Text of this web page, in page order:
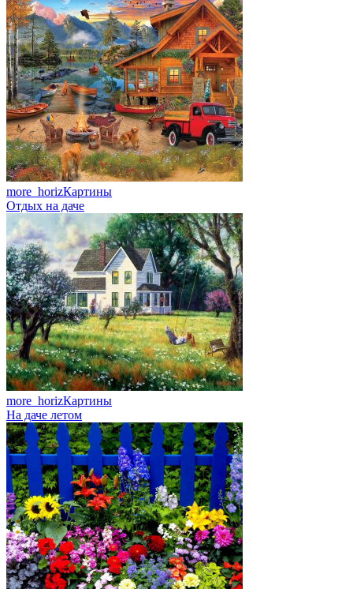
more_horizКартины
Отдых на даче
more_horizКартины
На даче летом